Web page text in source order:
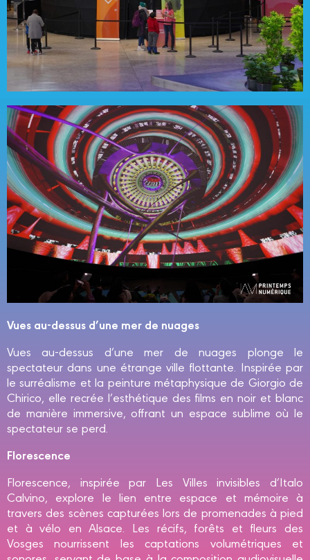
Vues au-dessus d’une mer de nuages
Vues au-dessus d’une mer de nuages plonge le
spectateur dans une étrange ville flottante. Inspirée par
le surréalisme et la peinture métaphysique de Giorgio de
Chirico, elle recrée l’esthétique des films en noir et blanc
de manière immersive, offrant un espace sublime où le
spectateur se perd.
Florescence
Florescence, inspirée par Les Villes invisibles d’Italo
Calvino, explore le lien entre espace et mémoire à
travers des scènes capturées lors de promenades à pied
et à vélo en Alsace. Les récifs, forêts et fleurs des
Vosges nourrissent les captations volumétriques et